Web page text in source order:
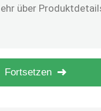
Rohr